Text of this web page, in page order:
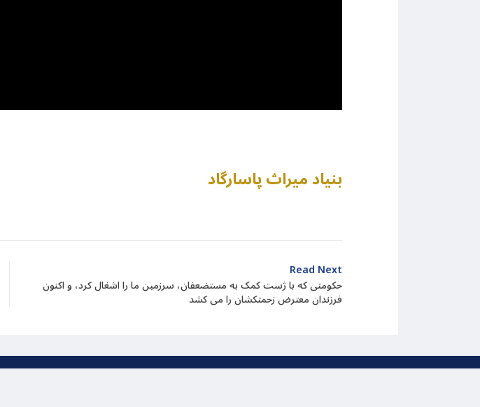
بنیاد میراث پاسارگاد
Read Next
حکومتی که با ژست کمک به مستضعفان، سرزمین ما را اشغال کرد، و اکنون
فرزندان معترض زحمتکشان را می کشد